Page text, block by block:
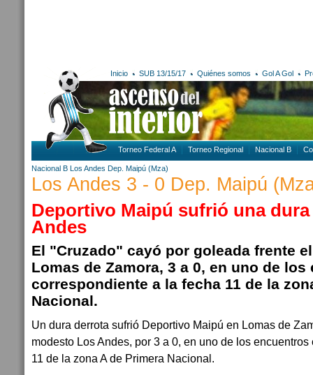
Inicio SUB 13/15/17 Quiénes somos Gol A Gol
Torneo Federal A Torneo Regional Nacional B
Nacional B Los Andes Dep. Maipú (Mza)
Los Andes 3 - 0 Dep. Maipú
Deportivo Maipú sufrió una
Andes
El "Cruzado" cayó por goleada frente
Lomas de Zamora, 3 a 0, en uno de los
correspondiente a la fecha 11 de la
Nacional.
Un dura derrota sufrió Deportivo Maipú en Lomas de
modesto Los Andes, por 3 a 0, en uno de los
11 de la zona A de Primera Nacional.